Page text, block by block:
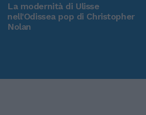
La modernità di Ulisse
nell'Odissea pop di Christopher
Nolan